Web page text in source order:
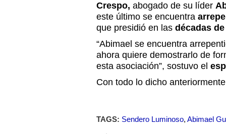
Crespo, abogado de su líder
este último se encuentra
que presidió en las décadas
“Abimael se encuentra
ahora quiere demostrarlo de
esta asociación”, sostuvo el
Con todo lo dicho
TAGS: Sendero Luminoso, Abimael